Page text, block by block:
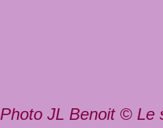
Photo JL Benoit © Le